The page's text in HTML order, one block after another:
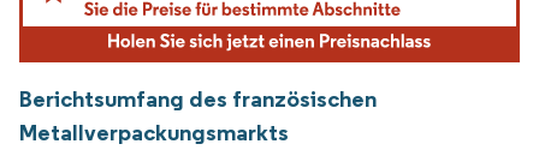
Berichtsumfang des französischen
Metallverpackungsmarkts